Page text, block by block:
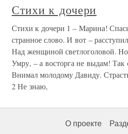
Стихи к дочери
Стихи к дочери 1 – Марина!
странное слово. И вот –
Над женщиной светлоголовой.
Умру, – а восторга не выдам! Так
Внимал молодому Давиду.
2 Не знаю,
О проекте